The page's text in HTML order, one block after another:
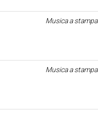
Musica a stampa
Musica a stampa